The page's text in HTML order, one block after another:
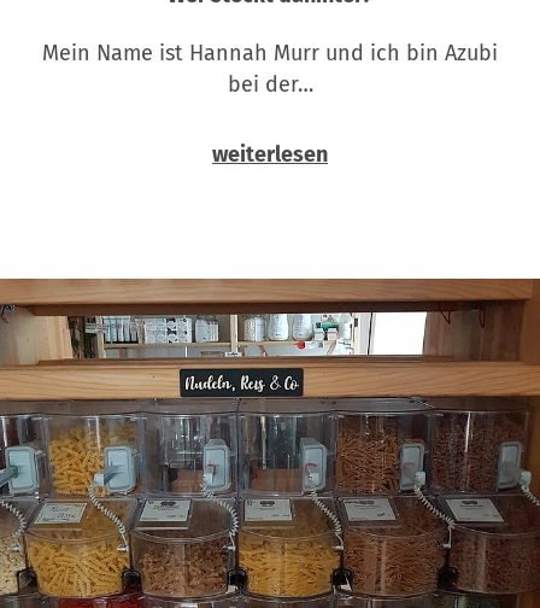
Mein Name ist Hannah Murr und ich bin Azubi
bei der…
weiterlesen